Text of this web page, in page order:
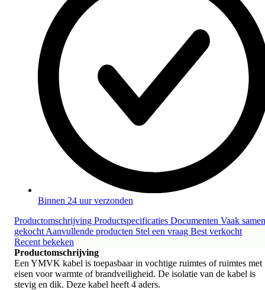
Binnen 24 uur verzonden
Productomschrijving Productspecificaties Documenten Vaak samen
gekocht Aanvullende producten Stel een vraag Best verkocht
Recent bekeken
Productomschrijving
Een YMVK kabel is toepasbaar in vochtige ruimtes of ruimtes met
eisen voor warmte of brandveiligheid. De isolatie van de kabel is
stevig en dik. Deze kabel heeft 4 aders.